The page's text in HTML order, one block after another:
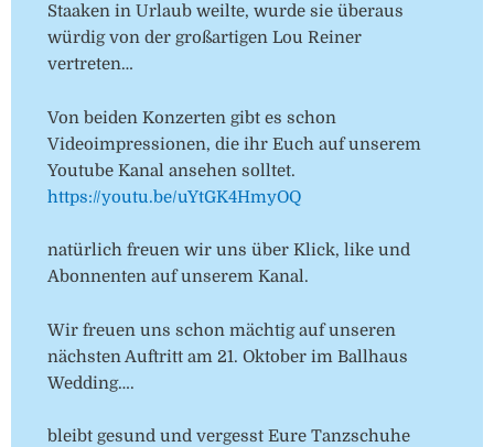
Staaken in Urlaub weilte, wurde sie überaus
würdig von der großartigen Lou Reiner
vertreten…
Von beiden Konzerten gibt es schon
Videoimpressionen, die ihr Euch auf unserem
Youtube Kanal ansehen solltet.
https://youtu.be/uYtGK4HmyOQ
natürlich freuen wir uns über Klick, like und
Abonnenten auf unserem Kanal.
Wir freuen uns schon mächtig auf unseren
nächsten Auftritt am 21. Oktober im Ballhaus
Wedding….
bleibt gesund und vergesst Eure Tanzschuhe